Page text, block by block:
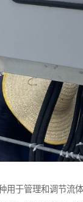
用于管理和调节流